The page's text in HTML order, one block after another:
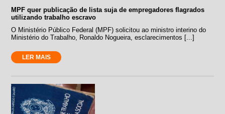
MPF quer publicação de lista suja de empregadores flagrados
utilizando trabalho escravo
O Ministério Público Federal (MPF) solicitou ao ministro interino do
Ministério do Trabalho, Ronaldo Nogueira, esclarecimentos [...]
LER MAIS